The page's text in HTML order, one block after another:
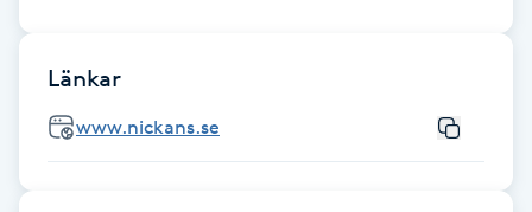
Fransförlängning Volym
Fransk manikyr
Fransrengöring
Länkar
www.nickans.se